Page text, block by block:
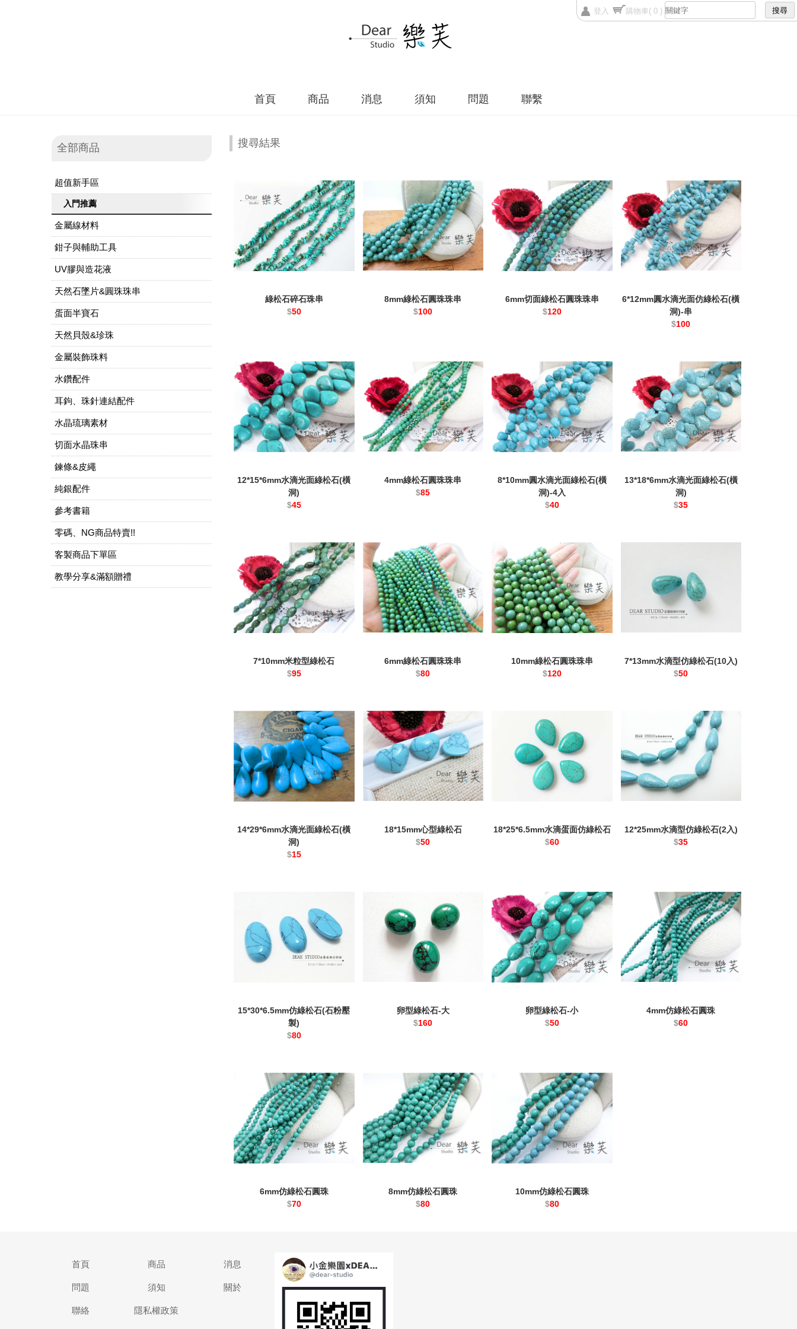
登入 購物車( 0 )
首頁 商品 消息 須知 問題 聯繫
全部商品
超值新手區
入門推薦
金屬線材料
鉗子與輔助工具
UV膠與造花液
天然石墜片&圓珠珠串
蛋面半寶石
天然貝殼&珍珠
金屬裝飾珠料
水鑽配件
耳鉤、珠針連結配件
水晶琉璃素材
切面水晶珠串
鍊條&皮繩
純銀配件
參考書籍
零碼、NG商品特賣!!
客製商品下單區
教學分享&滿額贈禮
搜尋結果
綠松石碎石珠串
$50
8mm綠松石圓珠珠串
$100
6mm切面綠松石圓珠珠串
$120
6*12mm圓水滴光面仿綠松石(橫
洞)-串
$100
12*15*6mm水滴光面綠松石(橫
洞)
$45
4mm綠松石圓珠珠串
$85
8*10mm圓水滴光面綠松石(橫
洞)-4入
$40
13*18*6mm水滴光面綠松石(橫
洞)
$35
7*10mm米粒型綠松石
$95
6mm綠松石圓珠珠串
$80
10mm綠松石圓珠珠串
$120
7*13mm水滴型仿綠松石(10入)
$50
14*29*6mm水滴光面綠松石(橫
洞)
$15
18*15mm心型綠松石
$50
18*25*6.5mm水滴蛋面仿綠松石
$60
12*25mm水滴型仿綠松石(2入)
$35
15*30*6.5mm仿綠松石(石粉壓
製)
$80
卵型綠松石-大
$160
卵型綠松石-小
$50
4mm仿綠松石圓珠
$60
6mm仿綠松石圓珠
$70
8mm仿綠松石圓珠
$80
10mm仿綠松石圓珠
$80
首頁 商品 消息
問題 須知 關於
聯絡 隱私權政策